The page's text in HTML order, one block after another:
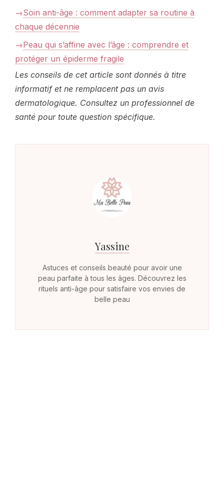
Soin anti-âge : comment adapter sa routine à
chaque décennie
Peau qui s’affine avec l’âge : comprendre et
protéger un épiderme fragile
Les conseils de cet article sont donnés à titre
informatif et ne remplacent pas un avis
dermatologique. Consultez un professionnel de
santé pour toute question spécifique.
Yassine
Astuces et conseils beauté pour avoir une
peau parfaite à tous les âges. Découvrez les
rituels anti-âge pour satisfaire vos envies de
belle peau